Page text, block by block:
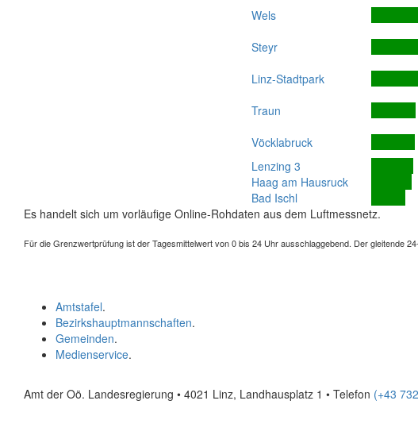
Wels
Steyr
Linz-Stadtpark
Traun
Vöcklabruck
Lenzing 3
Haag am Hausruck
Bad Ischl
Es handelt sich um vorläufige Online-Rohdaten aus dem Luftmessnetz.
Für die Grenzwertprüfung ist der Tagesmittelwert von 0 bis 24 Uhr ausschlaggebend. Der gleitende
Amtstafel.
Bezirkshauptmannschaften.
Gemeinden.
Medienservice.
Amt der Oö. Landesregierung • 4021 Linz, Landhausplatz 1 • Telefon (+43